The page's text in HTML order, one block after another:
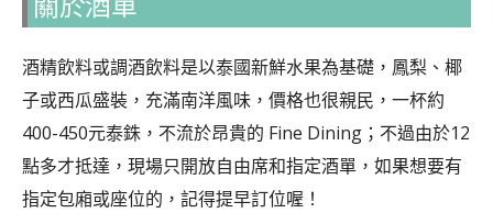
關於酒單
酒精飲料或調酒飲料是以泰國新鮮水果為基礎，鳳梨、椰
子或西瓜盛裝，充滿南洋風味，價格也很親民，一杯約
400-450元泰銖，不流於昂貴的 Fine Dining；不過由於12
點多才抵達，現場只開放自由席和指定酒單，如果想要有
指定包廂或座位的，記得提早訂位喔！